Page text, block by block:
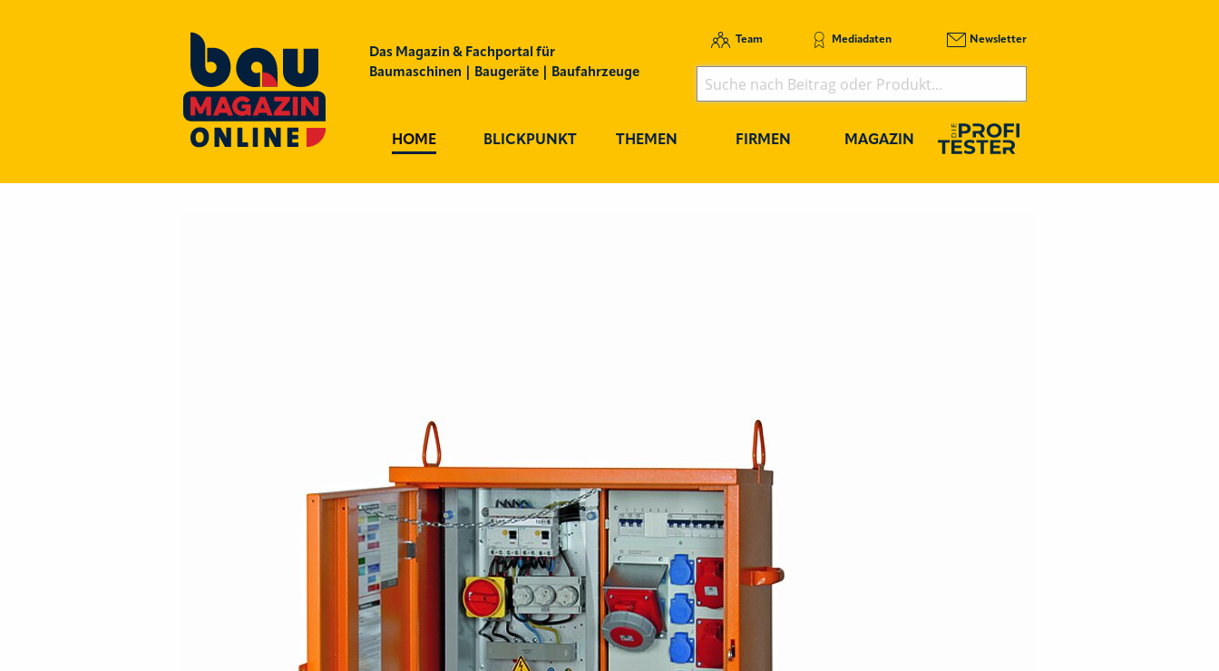
Das Magazin & Fachportal für
Baumaschinen | Baugeräte | Baufahrzeuge
Team Mediadaten Newsletter
HOME BLICKPUNKT THEMEN FIRMEN MAGAZIN